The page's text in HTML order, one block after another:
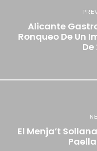
Alicante
Ronqueo De Un
El Menja’t